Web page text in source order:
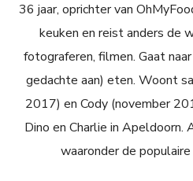
36 jaar, oprichter van
keuken en reist anders de
fotograferen, filmen. Gaat
gedachte aan) eten. Woont
2017) en Cody (november
Dino en Charlie in Apeldoorn.
waaronder de